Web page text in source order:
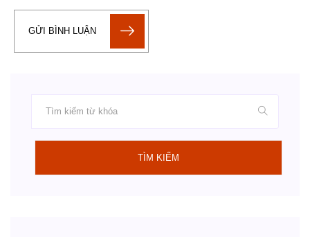
GỬI BÌNH LUẬN
TÌM KIẾM